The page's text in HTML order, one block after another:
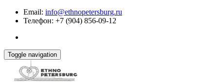
Email: info@ethnopetersburg.ru
Телефон: +7 (904) 856-09-12
Toggle navigation